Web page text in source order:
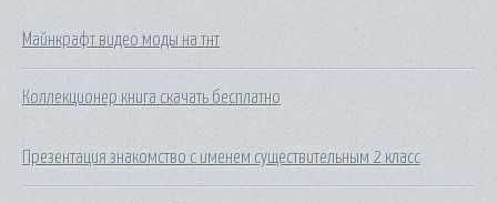
Майнкрафт видео моды на тнт
Коллекционер книга скачать бесплатно
Презентация знакомство с именем существительным 2 класс